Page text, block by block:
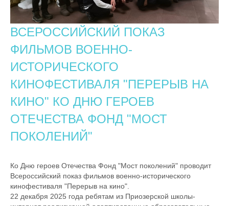
ВСЕРОССИЙСКИЙ ПОКАЗ
ФИЛЬМОВ ВОЕННО-
ИСТОРИЧЕСКОГО
КИНОФЕСТИВАЛЯ "ПЕРЕРЫВ НА
КИНО" КО ДНЮ ГЕРОЕВ
ОТЕЧЕСТВА ФОНД "МОСТ
ПОКОЛЕНИЙ"
Ко Дню героев Отечества Фонд "Мост поколений" проводит
Всероссийский показ фильмов военно-исторического
кинофестиваля "Перерыв на кино".
22 декабря 2025 года ребятам из Приозерской школы-